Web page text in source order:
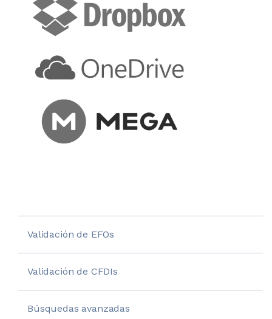
Validación de EFOs
Validación de CFDIs
Búsquedas avanzadas